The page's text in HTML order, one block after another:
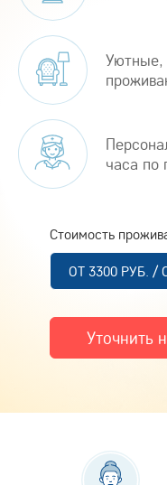
Уютные,
часа по
Стоимость
ОТ 3300
Уточнить